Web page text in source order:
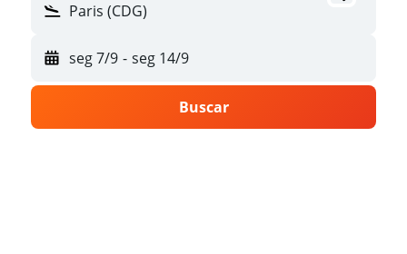
Paris (CDG)
seg 7/9 - seg 14/9
Buscar